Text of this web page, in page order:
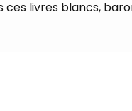
ces livres blancs,